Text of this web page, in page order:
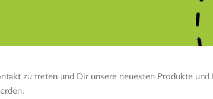
zu treten und Dir unsere neuesten Produkte